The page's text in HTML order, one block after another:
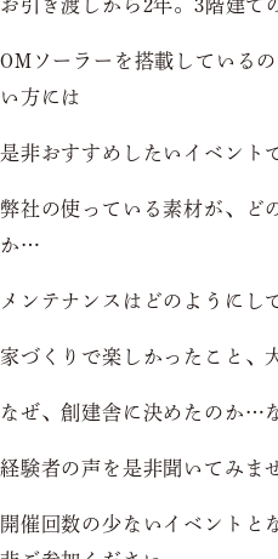
お引き渡しから2年。3階建て
OMソーラーを搭載している
い方には
是非おすすめしたいイベント
弊社の使っている素材が、ど
か…
メンテナンスはどのようにし
家づくりで楽しかったこと、
なぜ、創建舎に決めたのか…
経験者の声を是非聞いてみま
開催回数の少ないイベントと